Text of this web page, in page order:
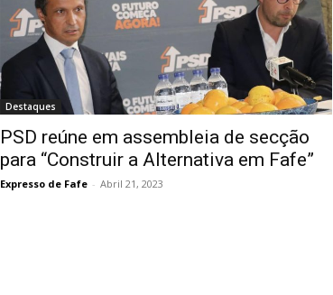
Destaques
PSD reúne em assembleia de secção
para “Construir a Alternativa em Fafe”
Expresso de Fafe - Abril 21, 2023